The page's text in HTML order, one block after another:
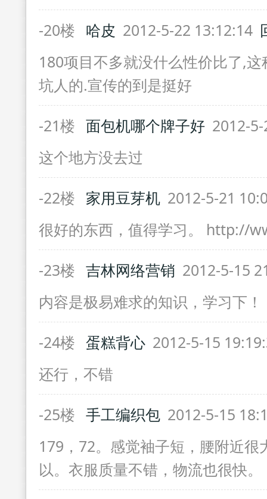
-20楼 哈皮 2012-5-22 13:12:14
180项目不多就没什么性价比了,
坑人的.宣传的到是挺好
-21楼 面包机哪个牌子好 2012-
这个地方没去过
-22楼 家用豆芽机 2012-5-21
很好的东西，值得学习。 http://
-23楼 吉林网络营销 2012-5-15
内容是极易难求的知识，学习下！
-24楼 蛋糕背心 2012-5-15
还行，不错
-25楼 手工编织包 2012-5-15
179，72。感觉袖子短，腰附近
以。衣服质量不错，物流也很快。